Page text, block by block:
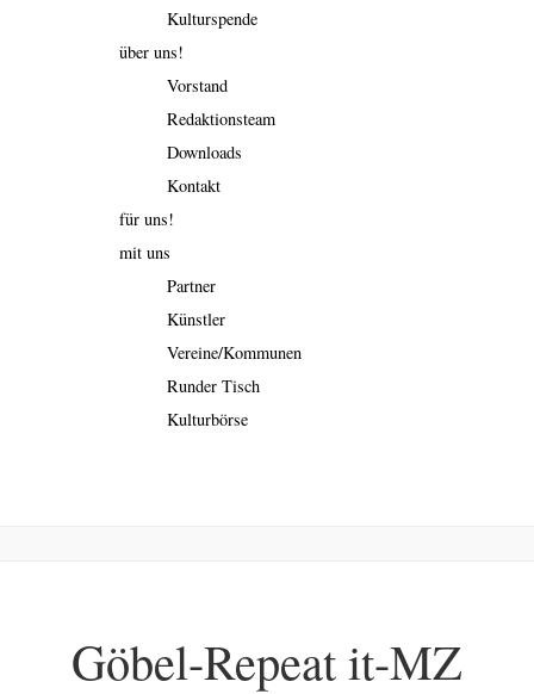
Kulturspende
über uns!
Vorstand
Redaktionsteam
Downloads
Kontakt
für uns!
mit uns
Partner
Künstler
Vereine/Kommunen
Runder Tisch
Kulturbörse
Göbel-Repeat it-MZ